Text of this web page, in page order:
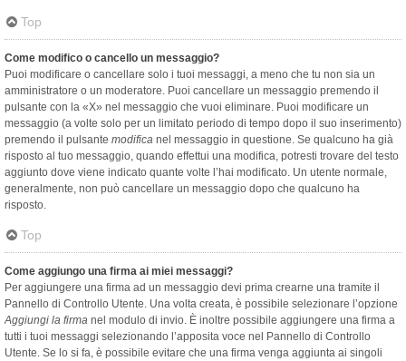
Top
Come modifico o cancello un messaggio?
Puoi modificare o cancellare solo i tuoi messaggi, a meno che tu non sia un
amministratore o un moderatore. Puoi cancellare un messaggio premendo il
pulsante con la «X» nel messaggio che vuoi eliminare. Puoi modificare un
messaggio (a volte solo per un limitato periodo di tempo dopo il suo inserimento)
premendo il pulsante modifica nel messaggio in questione. Se qualcuno ha già
risposto al tuo messaggio, quando effettui una modifica, potresti trovare del testo
aggiunto dove viene indicato quante volte l’hai modificato. Un utente normale,
generalmente, non può cancellare un messaggio dopo che qualcuno ha
risposto.
Top
Come aggiungo una firma ai miei messaggi?
Per aggiungere una firma ad un messaggio devi prima crearne una tramite il
Pannello di Controllo Utente. Una volta creata, è possibile selezionare l’opzione
Aggiungi la firma nel modulo di invio. È inoltre possibile aggiungere una firma a
tutti i tuoi messaggi selezionando l’apposita voce nel Pannello di Controllo
Utente. Se lo si fa, è possibile evitare che una firma venga aggiunta ai singoli